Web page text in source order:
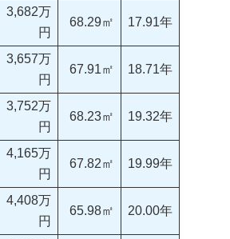
3,682万
円
68.29㎡ 17.91年
3,657万
円
67.91㎡ 18.71年
3,752万
円
68.23㎡ 19.32年
4,165万
円
67.82㎡ 19.99年
4,408万
円
65.98㎡ 20.00年